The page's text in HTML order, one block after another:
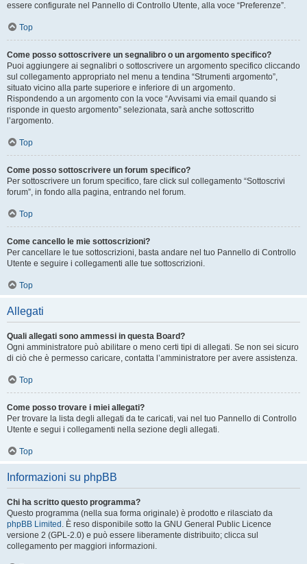
essere configurate nel Pannello di Controllo Utente, alla voce “Preferenze”.
Top
Come posso sottoscrivere un segnalibro o un argomento specifico?
Puoi aggiungere ai segnalibri o sottoscrivere un argomento specifico cliccando
sul collegamento appropriato nel menu a tendina “Strumenti argomento”,
situato vicino alla parte superiore e inferiore di un argomento.
Rispondendo a un argomento con la voce “Avvisami via email quando si
risponde in questo argomento” selezionata, sarà anche sottoscritto
l’argomento.
Top
Come posso sottoscrivere un forum specifico?
Per sottoscrivere un forum specifico, fare click sul collegamento “Sottoscrivi
forum”, in fondo alla pagina, entrando nel forum.
Top
Come cancello le mie sottoscrizioni?
Per cancellare le tue sottoscrizioni, basta andare nel tuo Pannello di Controllo
Utente e seguire i collegamenti alle tue sottoscrizioni.
Top
Allegati
Quali allegati sono ammessi in questa Board?
Ogni amministratore può abilitare o meno certi tipi di allegati. Se non sei sicuro
di ciò che è permesso caricare, contatta l’amministratore per avere assistenza.
Top
Come posso trovare i miei allegati?
Per trovare la lista degli allegati da te caricati, vai nel tuo Pannello di Controllo
Utente e segui i collegamenti nella sezione degli allegati.
Top
Informazioni su phpBB
Chi ha scritto questo programma?
Questo programma (nella sua forma originale) è prodotto e rilasciato da
phpBB Limited . È reso disponibile sotto la GNU General Public Licence
versione 2 (GPL-2.0) e può essere liberamente distribuito; clicca sul
collegamento per maggiori informazioni.